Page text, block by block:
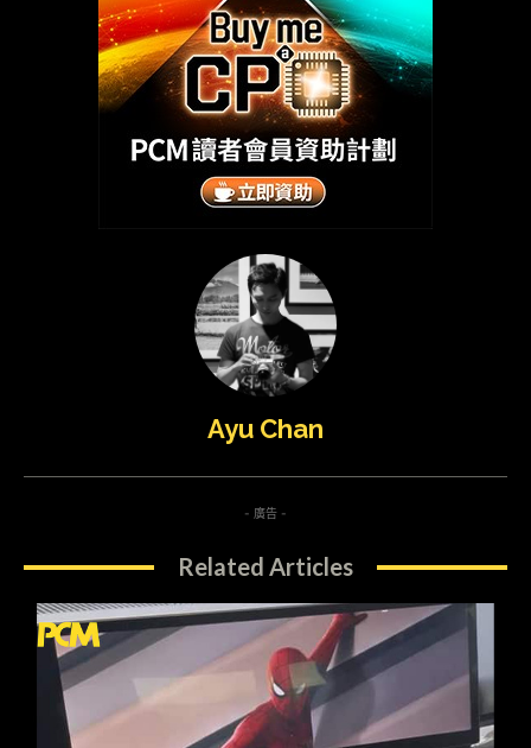
Ayu Chan
- 廣告 -
Related Articles